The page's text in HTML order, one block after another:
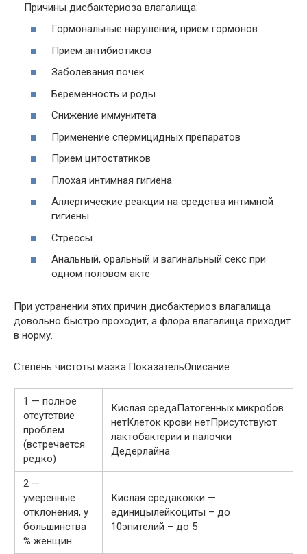
Причины дисбактериоза влагалища:
Гормональные нарушения, прием гормонов
Прием антибиотиков
Заболевания почек
Беременность и роды
Снижение иммунитета
Применение спермицидных препаратов
Прием цитостатиков
Плохая интимная гигиена
Аллергические реакции на средства интимной
гигиены
Стрессы
Анальный, оральный и вагинальный секс при
одном половом акте
При устранении этих причин дисбактериоз влагалища
довольно быстро проходит, а флора влагалища приходит
в норму.
Степень чистоты мазка:ПоказательОписание
1 — полное
отсутствие
проблем
(встречается
редко)
Кислая средаПатогенных микробов
нетКлеток крови нетПрисутствуют
лактобактерии и палочки
Дедерлайна
2 —
умеренные
отклонения, у
большинства
% женщин
Кислая средакокки —
единицылейкоциты – до
10эпителий – до 5